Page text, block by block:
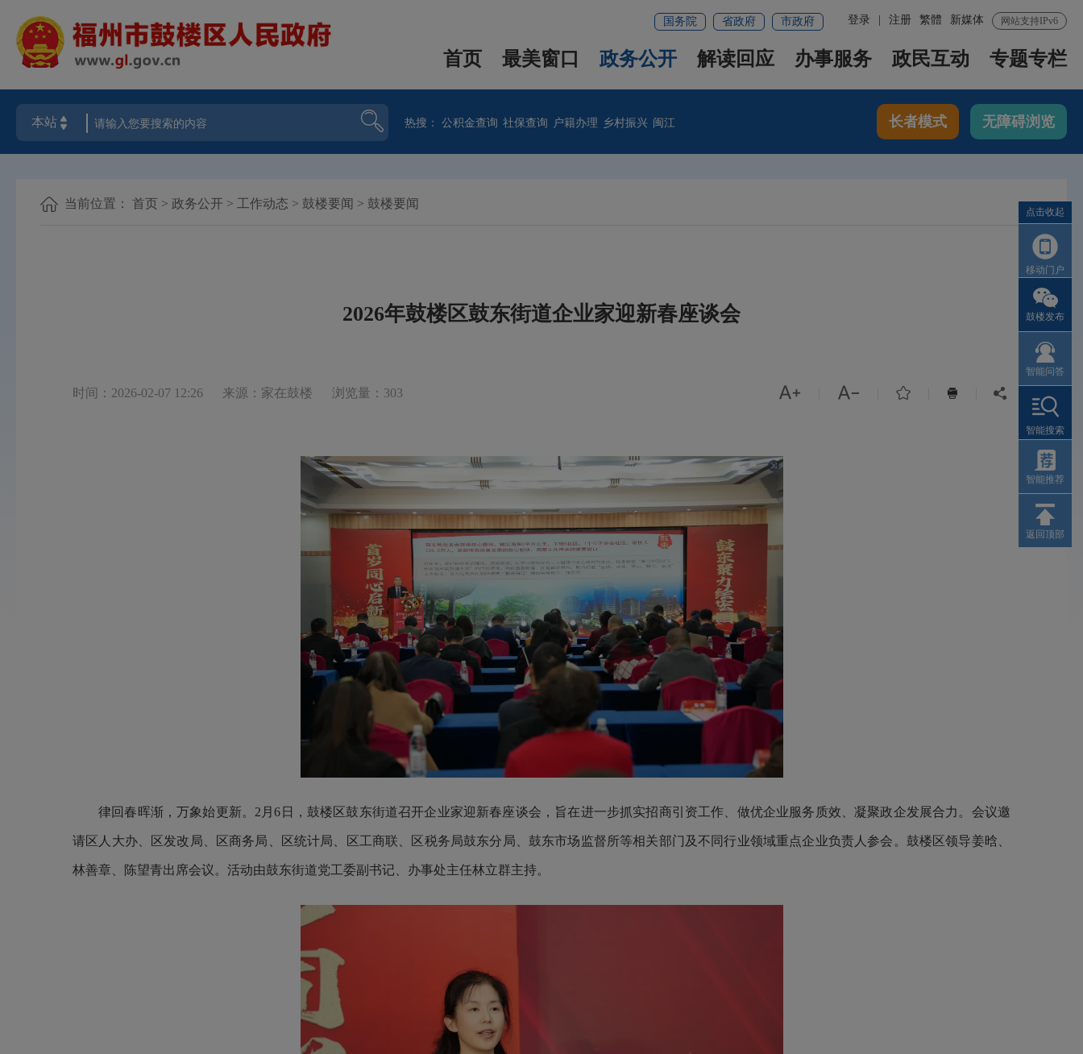
网站支持IPv6
新媒体
繁體
登录 注册
国务院 省政府 市政府
首页 最美窗口 政务公开 解读回应 办事服务 政民互动 专题专栏
热搜：公积金查询 社保查询 户籍办理 乡村振兴 闽江 长者模式 无障碍浏览
当前位置： 首页 > 政务公开 > 工作动态 > 鼓楼要闻 > 鼓楼要闻
2026年鼓楼区鼓东街道企业家迎新春座谈会
时间：2026-02-07 12:26 来源：家在鼓楼 浏览量：303     
律回春晖渐，万象始更新。2月6日，鼓楼区鼓东街道召开企业家迎新春座谈会，旨在进一步抓实招商引资工作、做优企业服务质效、凝聚政企发展合力。会议邀
请区人大办、区发改局、区商务局、区统计局、区工商联、区税务局鼓东分局、鼓东市场监督所等相关部门及不同行业领域重点企业负责人参会。鼓楼区领导姜晗、
林善章、陈望青出席会议。活动由鼓东街道党工委副书记、办事处主任林立群主持。
点击收起
移动门户
鼓楼发布
智能问答
智能搜索
智能推荐
返回顶部